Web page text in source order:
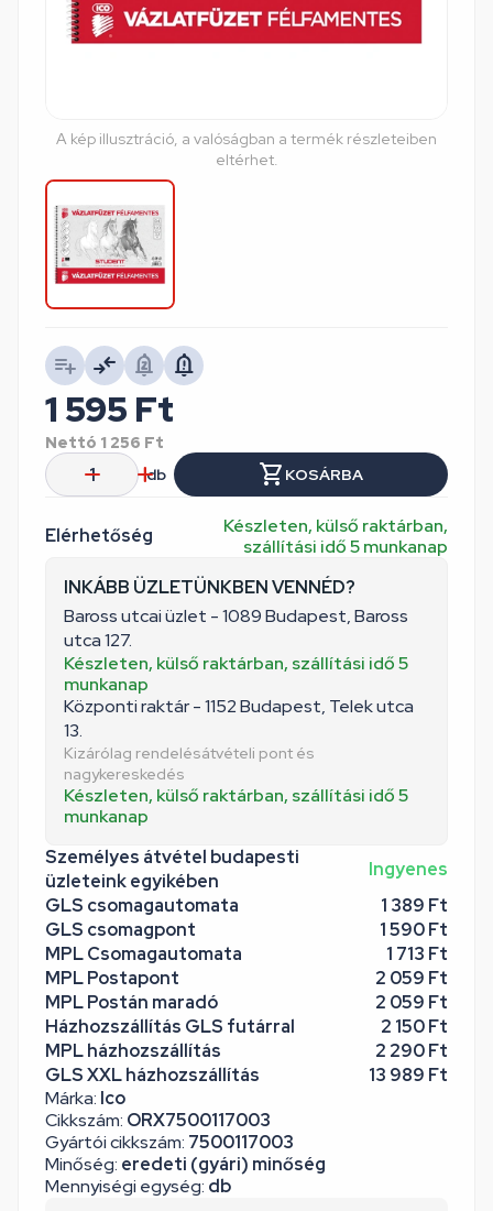
A kép illusztráció, a valóságban a termék részleteiben
eltérhet.
Márka: Ico
Cikkszám: ORX7500117003
Gyártói cikkszám: 7500117003
Minőség: eredeti (gyári) minőség
Mennyiségi egység: db
Elérhetőség
Készleten, külső raktárban,
szállítási idő 5 munkanap
INKÁBB ÜZLETÜNKBEN VENNÉD?
Baross utcai üzlet - 1089 Budapest, Baross
utca 127.
Készleten, külső raktárban, szállítási idő 5
munkanap
Központi raktár - 1152 Budapest, Telek utca
13.
Kizárólag rendelésátvételi pont és
nagykereskedés
Készleten, külső raktárban, szállítási idő 5
munkanap
Személyes átvétel budapesti
üzleteink egyikében
Ingyenes
GLS csomagautomata
1 389 Ft
GLS csomagpont
1 590 Ft
MPL Csomagautomata
1 713 Ft
MPL Postapont
2 059 Ft
MPL Postán maradó
2 059 Ft
Házhozszállítás GLS futárral
2 150 Ft
MPL házhozszállítás
2 290 Ft
GLS XXL házhozszállítás
13 989 Ft
1 595 Ft
Nettó 1 256 Ft
db
KOSÁRBA